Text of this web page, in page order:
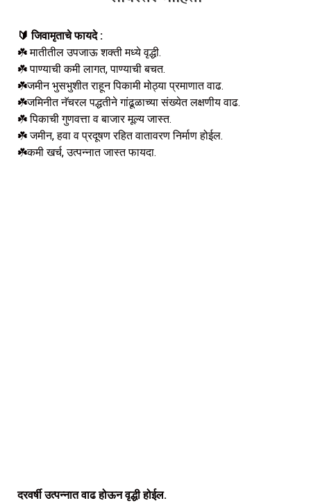
🔰जिवामृताचे फायदे :
☘️मातीतील उपजाऊ शक्ती मध्ये वृद्धी.
☘️पाण्याची कमी लागत, पाण्याची बचत.
☘️जमीन भुसभुशीत राहून पिकामी मोठ्या प्रमाणात वाढ.
☘️जमिनीत नॅचरल पद्धतीने गांढूळाच्या संख्येत लक्षणीय वाढ.
☘️पिकाची गुणवत्ता व बाजार मूल्य जास्त.
☘️जमीन, हवा व प्रदूषण रहित वातावरण निर्माण होईल.
☘️कमी खर्च, उत्पन्नात जास्त फायदा.
दरवर्षी उत्पन्नात वाढ होऊन वृद्धी होईल.